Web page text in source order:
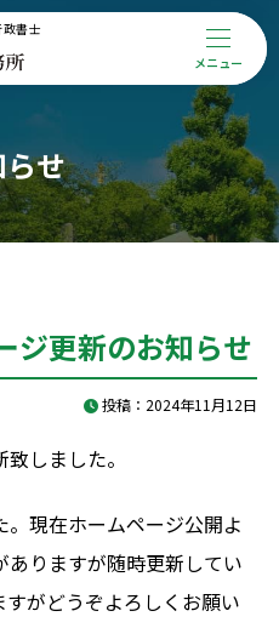
書士
メニュー
せ
ジ更新のお知らせ
投稿：2024年11月12日
しました。
現在ホームページ公開よ
ありますが随時更新してい
がどうぞよろしくお願い